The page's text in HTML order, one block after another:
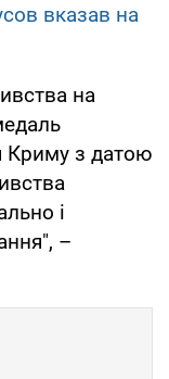
вказав на
на
Криму з датою
і
–